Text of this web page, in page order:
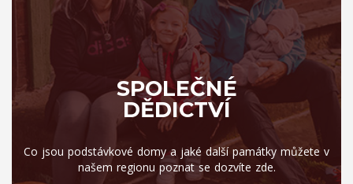
SPOLEČNÉ
DĚDICTVÍ
Co jsou podstávkové domy a jaké další památky můžete v
našem regionu poznat se dozvíte zde.